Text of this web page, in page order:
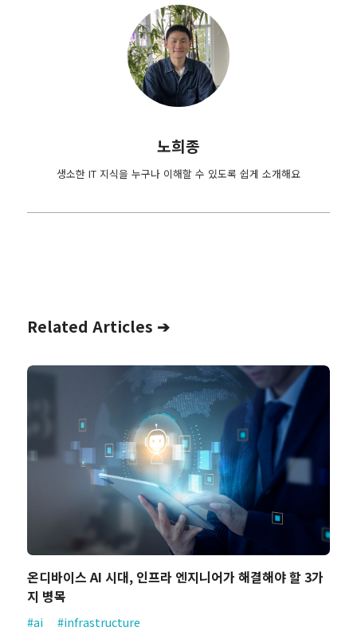
노희종
생소한 IT 지식을 누구나 이해할 수 있도록 쉽게 소개해요
Related Articles ➔
온디바이스 AI 시대, 인프라 엔지니어가 해결해야 할 3가
지 병목
#ai #infrastructure